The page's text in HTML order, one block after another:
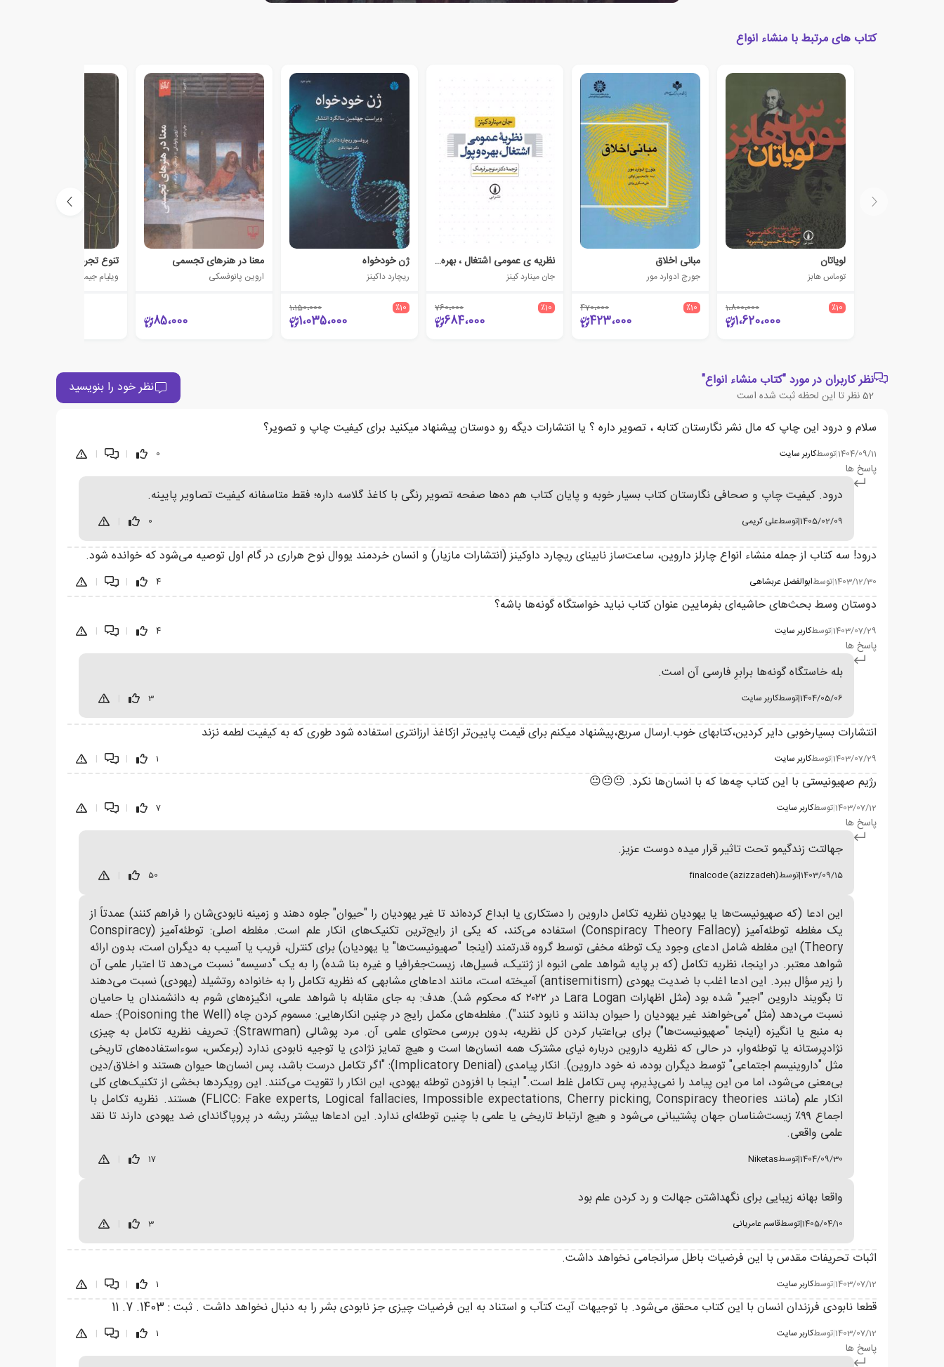
کتاب های مرتبط با منشاء انواع
لویاتان
توماس هابز
٪10 1،800،000
1،620،000
مبانی اخلاق
جورج ادوارد مور
٪10 470،000
423،000
نظریه ی عمومی اشتغال ، بهره و پول
جان مینارد کینز
٪10 760،000
684،000
ژن خودخواه
ریچارد داکینز
٪10 1،150،000
1،035،000
معنا در هنرهای تجسمی
اروین پانوفسکی
85،000
تنوع تجربه دینی
ویلیام جیمز
نظر کاربران در مورد "کتاب منشاء انواع"
52نظر تا این لحظه ثبت شده است نظر خود را بنویسید
سلام و درود این چاپ که مال نشر نگارستان کتابه ، تصویر داره ؟ یا انتشارات دیگه رو دوستان پیشنهاد میکنید برای کیفیت چاپ و تصویر؟
1404/09/11
|توسطکاربر سایت 0
|
|
پاسخ ها
درود. کیفیت چاپ و صحافی نگارستان کتاب بسیار خوبه و پایان کتاب هم ده‌ها صفحه تصویر رنگی با کاغذ گلاسه داره؛ فقط متاسفانه کیفیت تصاویر پایینه.
1405/02/09
|توسطعلی کریمی 0
درود! سه کتاب از جمله منشاء انواع چارلز داروین، ساعت‌ساز نابینای ریچارد داوکینز (انتشارات مازیار) و انسان خردمند یووال نوح هراری در گام اول توصیه می‌شود که خوانده شود.
1403/12/30
|توسطابوالفضل عربشاهی 4
|
|
دوستان وسط بحث‌های حاشیه‌ای بفرمایین عنوان کتاب نباید خواستگاه گونه‌ها باشه؟
1403/07/29
|توسطکاربر سایت 4
|
|
پاسخ ها
بله خاستگاه گونه‌ها برابرِ فارسی آن است.
1404/05/06
|توسطکاربر سایت 3
انتشارات بسیارخوبی دایر کردین،کتابهای خوب.ارسال سریع،پیشنهاد میکنم برای قیمت پایین‌تر ازکاغذ ارزانتری استفاده شود طوری که به کیفیت لطمه نزند
1403/07/29
|توسطکاربر سایت 1
|
|
رژیم صهیونیستی با این کتاب چه‌ها که با انسان‌ها نکرد. 😐😐😐
1403/07/12
|توسطکاربر سایت 7
|
|
پاسخ ها
جهالتت زندگیمو تحت تاثیر قرار میده دوست عزیز.
1403/09/15
|توسطfinalcode (azizzadeh)
50
این ادعا (که صهیونیست‌ها یا یهودیان نظریه تکامل داروین را دستکاری یا ابداع کرده‌اند تا غیر یهودیان را "حیوان" جلوه دهند و زمینه نابودی‌شان را فراهم کنند) عمدتاً از
یک مغلطه توطئه‌آمیز (Conspiracy Theory Fallacy) استفاده می‌کند، که یکی از رایج‌ترین تکنیک‌های انکار علم است. مغلطه اصلی: توطئه‌آمیز (Conspiracy
Theory) این مغلطه شامل ادعای وجود یک توطئه مخفی توسط گروه قدرتمند (اینجا "صهیونیست‌ها" یا یهودیان) برای کنترل، فریب یا آسیب به دیگران است، بدون ارائه
شواهد معتبر. در اینجا، نظریه تکامل (که بر پایه شواهد علمی انبوه از ژنتیک، فسیل‌ها، زیست‌جغرافیا و غیره بنا شده) را به یک "دسیسه" نسبت می‌دهد تا اعتبار علمی آن
را زیر سؤال ببرد. این ادعا اغلب با ضدیت یهودی (antisemitism) آمیخته است، مانند ادعاهای مشابهی که نظریه تکامل را به خانواده روتشیلد (یهودی) نسبت می‌دهند
تا بگویند داروین "اجیر" شده بود (مثل اظهارات Lara Logan در ۲۰۲۲ که محکوم شد). هدف: به جای مقابله با شواهد علمی، انگیزه‌های شوم به دانشمندان یا حامیان
نسبت می‌دهد (مثل "می‌خواهند غیر یهودیان را حیوان بدانند و نابود کنند"). مغلطه‌های مکمل رایج در چنین انکارهایی: مسموم کردن چاه (Poisoning the Well): حمله
به منبع یا انگیزه (اینجا "صهیونیست‌ها") برای بی‌اعتبار کردن کل نظریه، بدون بررسی محتوای علمی آن. مرد پوشالی (Strawman): تحریف نظریه تکامل به چیزی
نژادپرستانه یا توطئه‌وار، در حالی که نظریه داروین درباره نیای مشترک همه انسان‌ها است و هیچ تمایز نژادی یا توجیه نابودی ندارد (برعکس، سوءاستفاده‌های تاریخی
مثل "داروینیسم اجتماعی" توسط دیگران بوده، نه خود داروین). انکار پیامدی (Implicatory Denial): "اگر تکامل درست باشد، پس انسان‌ها حیوان هستند و اخلاق/دین
بی‌معنی می‌شود، اما من این پیامد را نمی‌پذیرم، پس تکامل غلط است." اینجا با افزودن توطئه یهودی، این انکار را تقویت می‌کنند. این رویکردها بخشی از تکنیک‌های کلی
انکار علم (مانند FLICC: Fake experts, Logical fallacies, Impossible expectations, Cherry picking, Conspiracy theories) هستند. نظریه تکامل با
اجماع ۹۹٪ زیست‌شناسان جهان پشتیبانی می‌شود و هیچ ارتباط تاریخی یا علمی با چنین توطئه‌ای ندارد. این ادعاها بیشتر ریشه در پروپاگاندای ضد یهودی دارند تا نقد
علمی واقعی.
1404/09/30
|توسطNiketas
17
واقعا بهانه زیبایی برای نگهداشتن جهالت و رد کردن علم بود
1405/04/10
|توسطقاسم عامریانی 3
اثبات تحریفات مقدس با این فرضیات باطل سرانجامی نخواهد داشت.
1403/07/12
|توسطکاربر سایت 1
|
|
قطعا نابودی فرزندان انسان با این کتاب محقق می‌شود. با توجیهات آیت کتآب و استناد به این فرضیات چیزی جز نابودی بشر را به دنبال نخواهد داشت . ثبت : 1403. 7. 11
1403/07/12
|توسطکاربر سایت 1
|
|
پاسخ ها